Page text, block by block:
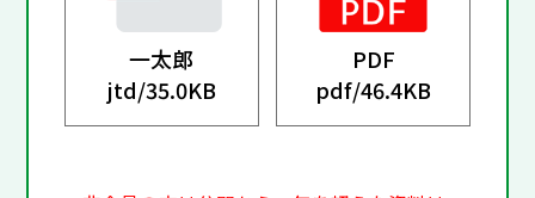
一太郎
jtd/35.0KB
PDF
pdf/46.4KB